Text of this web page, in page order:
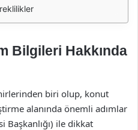
Bilgileri Hakkında
biri olup, konut
alanında önemli adımlar
Başkanlığı) ile dikkat